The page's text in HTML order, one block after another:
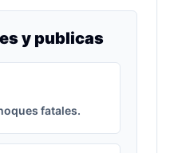
y publicas
fatales.